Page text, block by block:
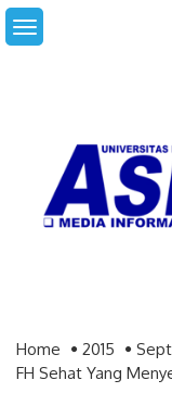
Skip
to
Home 2015
FH Sehat Yang